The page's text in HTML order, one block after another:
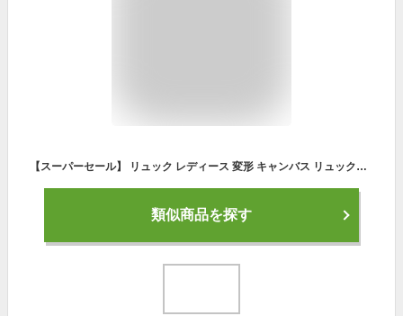
【スーパーセール】 リュック レディース 変形 キャンバス リュックレディース キャンバスリュック リュックサック A4 大容量 多収納 背面ファスナー 多収納ポケット ナチュラル 黒 ブラック おしゃれ 大人 かわいい マザーズリュック 通勤 通学/RK-ZIP プレゼント 実用的
類似商品を探す